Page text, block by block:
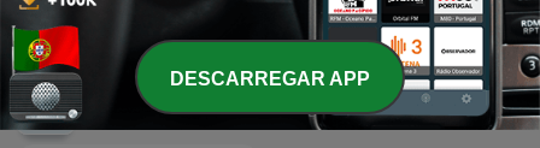
Podcasts da Qmusic
DESCARREGAR APP